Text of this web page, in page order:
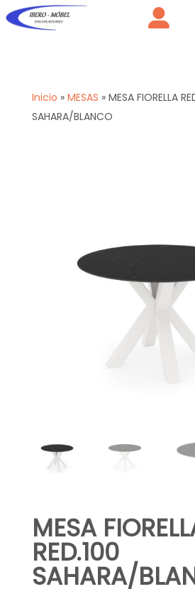
Inicio » MESAS » MESA FIORELLA
SAHARA/BLANCO
MESA
RED.100
SAHARA/